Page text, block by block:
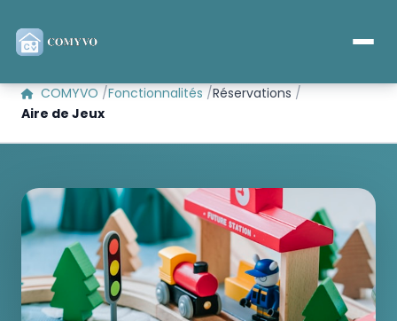
COMYVO Fonctionnalités Réservations
Aire de Jeux